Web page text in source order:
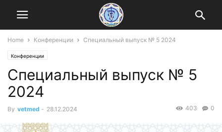
Home Конференции Специальный выпуск № 5 2024
Конференции
Специальный выпуск № 5
2024
By vetmed - 28.12.2024 0
403